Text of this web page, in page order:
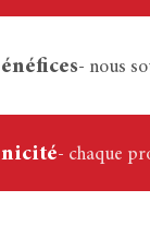
énéfices- nous
nicité- chaque